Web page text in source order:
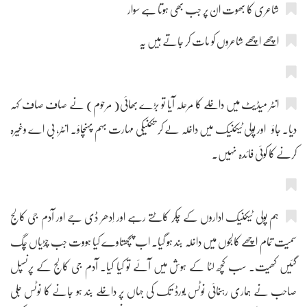
شاعری کا بھوت ان پر جب بھی ہوتا ہے سوار
اچھے اچھے شاعروں کو مات کر جاتے ہیں یہ
انٹر میڈیٹ میں داخلے کا مرحلہ آیا تو بڑے بھائی( مرحوم) نے صاف صاف کہہ
دیا۔ جاؤ اور پولی ٹیکنیک میں داخلہ لے کر تکنیکی مہارت بہم پہنچاؤ۔ انٹر، بی اے وغیرہ
کرنے کا کوئی فائدہ نہیں۔
ہم پولی ٹیکنیک اداروں کے چکر کاٹتے رہے اور اِدھر ڈی جے اور آدم جی کالج
سمیت تمام اچھے کالجوں میں داخلہ بند ہو گیا۔ اب پچھتاوے کیا ہووت جب چڑیاں چگ
گئیں کھیت۔ سب کچھ لٹا کے ہوش میں آئے تو کیا کیا۔ آدم جی کالج کے پرنسپل
صاحب نے ہماری رہنمائی نوٹس بورڈ تک کی جہاں پر داخلے بند ہو جانے کا نوٹس جلی